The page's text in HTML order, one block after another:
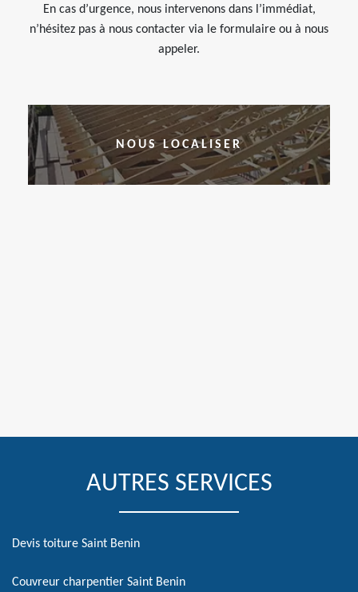
En cas d’urgence, nous intervenons dans l’immédiat,
n’hésitez pas à nous contacter via le formulaire ou à nous
appeler.
NOUS LOCALISER
AUTRES SERVICES
Devis toiture Saint Benin
Couvreur charpentier Saint Benin